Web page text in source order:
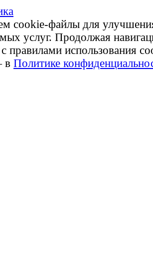
cookie-файлы для
услуг. Продолжая
с правилами использования
в Политике